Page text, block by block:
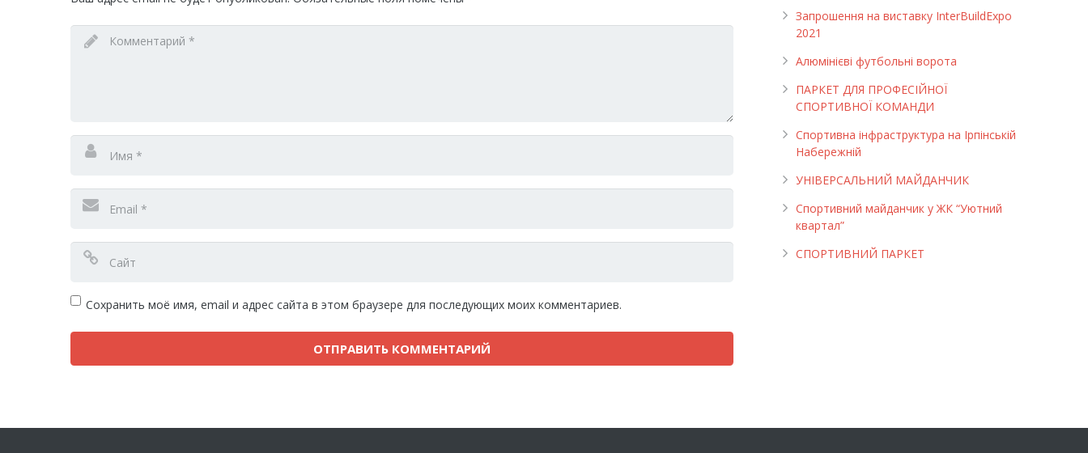
Сохранить моё имя, email и адрес сайта в этом браузере для последующих моих комментариев.
Запрошення на виставку InterBuildExpo
2021
Алюмінієві футбольні ворота
ПАРКЕТ ДЛЯ ПРОФЕСІЙНОЇ
СПОРТИВНОЇ КОМАНДИ
Спортивна інфраструктура на Ірпінській
Набережній
УНІВЕРСАЛЬНИЙ МАЙДАНЧИК
Cпортивний майданчик у ЖК “Уютний
квартал”
СПОРТИВНИЙ ПАРКЕТ